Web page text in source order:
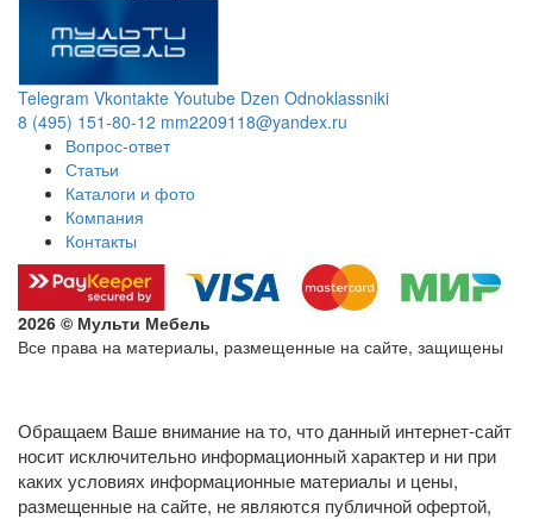
Telegram Vkontakte Youtube Dzen Odnoklassniki
8 (495) 151-80-12 mm2209118@yandex.ru
Вопрос-ответ
Статьи
Каталоги и фото
Компания
Контакты
2026 © Мульти Мебель
Все права на материалы, размещенные на сайте, защищены
Обращаем Ваше внимание на то, что данный интернет-сайт
носит исключительно информационный характер и ни при
каких условиях информационные материалы и цены,
размещенные на сайте, не являются публичной офертой,